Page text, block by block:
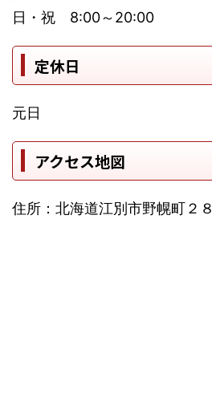
日・祝 8:00～20:00
定休日
元日
アクセス地図
住所：北海道江別市野幌町２８